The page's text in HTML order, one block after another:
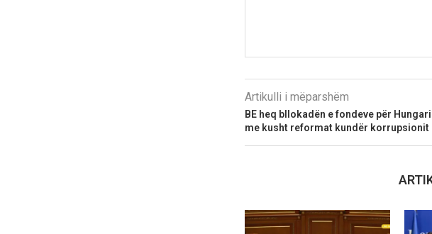
Artikulli i mëparshëm
BE heq bllokadën e fondeve për
me kusht reformat kundër korrupsionit